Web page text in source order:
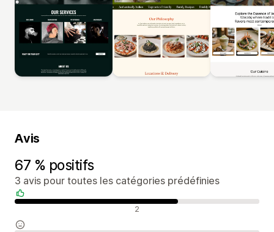
Avis
67 % positifs
3 avis pour toutes les catégories prédéfinies
Avis positifs 2